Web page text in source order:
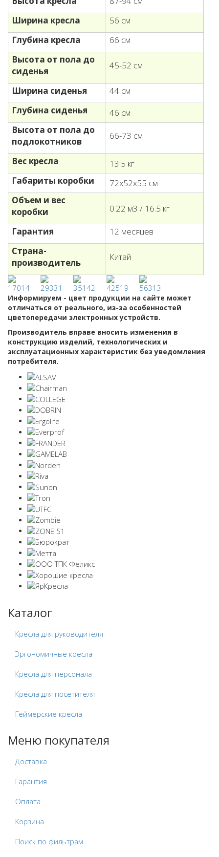
Ширина кресла
56 см
Глубина кресла
66 см
Высота от пола до
сиденья
45-52 см
Ширина сиденья
44 см
Глубина сиденья
46 см
Высота от пола до
подлокотников
66-73 см
Вес кресла
13.5 кг
Габариты коробки
72х52х55 см
Объем и вес
коробки
0.22 м3 / 16.5 кг
Гарантия
12 месяцев
Страна-
производитель
Китай
Информируем - цвет продукции на сайте может
отличаться от реального, из-за особенностей
цветопередачи электронных устройств.
Производитель вправе вносить изменения в
конструкцию изделий, технологических и
эксплуатационных характеристик без уведомления
потребителя.
Каталог
Кресла для руководителя
Эргономичные кресла
Кресла для персонала
Кресла для посетителя
Геймерские кресла
Меню покупателя
Доставка
Гарантия
Оплата
Корзина
Поиск по фильтрам